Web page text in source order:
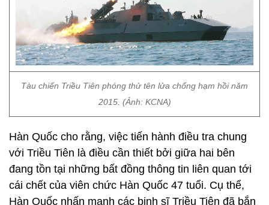
Tàu chiến Triều Tiên phóng thử tên lửa chống hạm hồi năm
2015. (Ảnh: KCNA)
Hàn Quốc cho rằng, việc tiến hành điều tra chung
với Triều Tiên là điều cần thiết bởi giữa hai bên
đang tồn tại những bất đồng thông tin liên quan tới
cái chết của viên chức Hàn Quốc 47 tuổi. Cụ thể,
Hàn Quốc nhấn mạnh các binh sĩ Triều Tiên đã bắn